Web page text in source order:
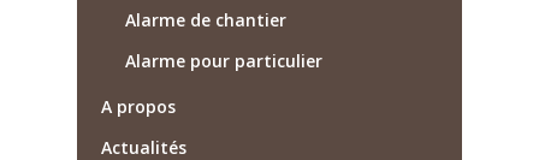
Alarme de chantier
Alarme pour particulier
A propos
Actualités